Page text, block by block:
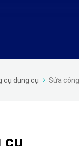
cụ dụng cụ Sửa
cụ